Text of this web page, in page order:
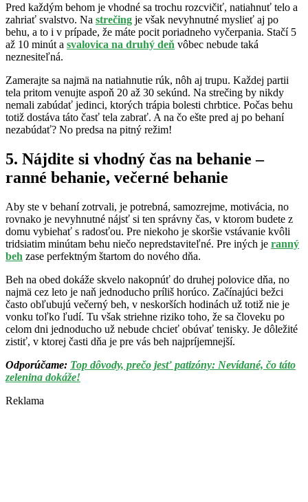
Pred každým behom je vhodné sa trochu rozcvičiť, natiahnuť telo a
zahriať svalstvo. Na strečing je však nevyhnutné myslieť aj po
behu, a to i v prípade, že máte pocit poriadneho vyčerpania. Stačí 5
až 10 minút a svalovica na druhý deň vôbec nebude taká
neznesiteľná.
Zamerajte sa najmä na natiahnutie rúk, nôh aj trupu. Každej partii
tela pritom venujte aspoň 20 až 30 sekúnd. Na strečing by nikdy
nemali zabúdať jedinci, ktorých trápia bolesti chrbtice. Počas behu
totiž dostáva táto časť tela zabrať. A na čo ešte pred aj po behaní
nezabúdať? No predsa na pitný režim!
5. Nájdite si vhodný čas na behanie –
ranné behanie, večerné behanie
Aby ste v behaní zotrvali, je potrebná, samozrejme, motivácia, no
rovnako je nevyhnutné nájsť si ten správny čas, v ktorom budete z
domu vybiehať s radosťou. Pre niekoho je skoršie vstávanie kvôli
tridsiatim minútam behu niečo nepredstaviteľné. Pre iných je ranný
beh zase perfektným štartom do nového dňa.
Beh na obed dokáže skvelo nakopnúť do druhej polovice dňa, no
najmä cez leto je naň jednoducho príliš horúco. Začínajúci bežci
často obľubujú večerný beh, v neskorších hodinách už totiž nie je
vonku toľko ľudí. Tu však striehne riziko toho, že sa človeku po
celom dni jednoducho už nebude chcieť obúvať tenisky. Je dôležité
zistiť, v ktorej časti dňa je pre vás beh najpríjemnejší.
Odporúčame: Top dôvody, prečo jesť patizóny: Nevídané, čo táto
zelenina dokáže!
Reklama